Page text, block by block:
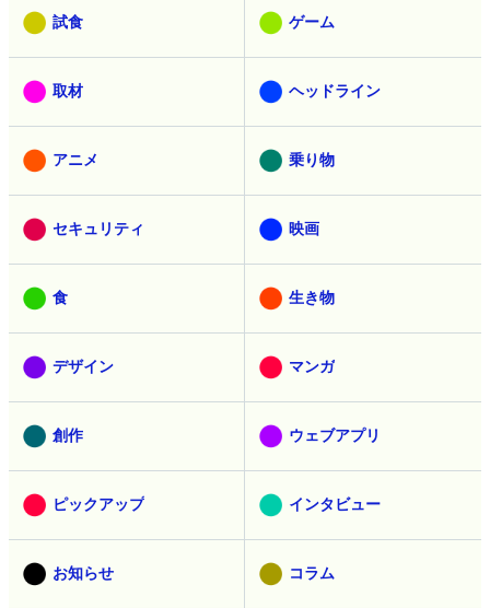
試食 ゲーム
取材 ヘッドライン
アニメ 乗り物
セキュリティ 映画
食 生き物
デザイン マンガ
創作 ウェブアプリ
ピックアップ インタビュー
お知らせ コラム